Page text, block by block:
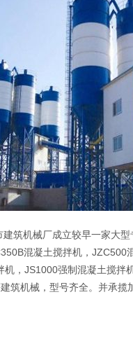
筑机械厂成立较早一家大
混凝土搅拌机，
，JS1000强制混凝土搅
筑机械，型号齐全。并承